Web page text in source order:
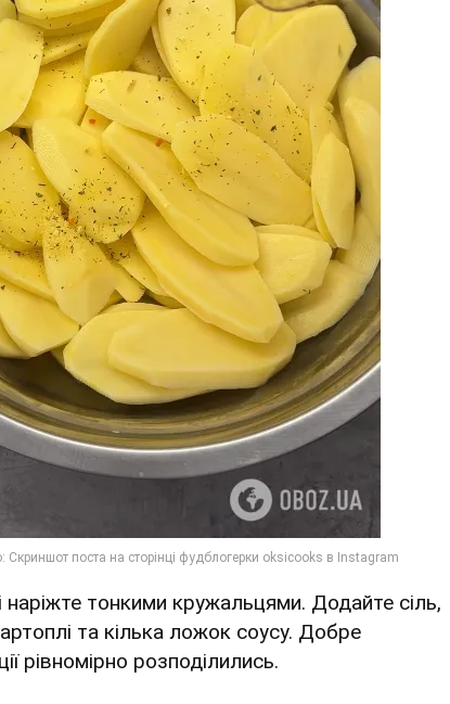
наріжте тонкими кружальцями. Додайте сіль,
та кілька ложок соусу. Добре
рівномірно розподілились.